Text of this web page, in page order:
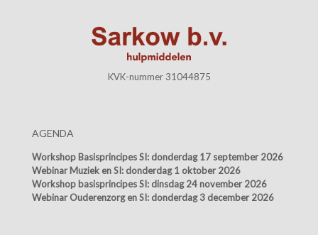
KVK-nummer 31044875
AGENDA
Workshop Basisprincipes SI: donderdag 17 september 2026
Webinar Muziek en SI: donderdag 1 oktober 2026
Workshop basisprincipes SI: dinsdag 24 november 2026
Webinar Ouderenzorg en SI: donderdag 3 december 2026